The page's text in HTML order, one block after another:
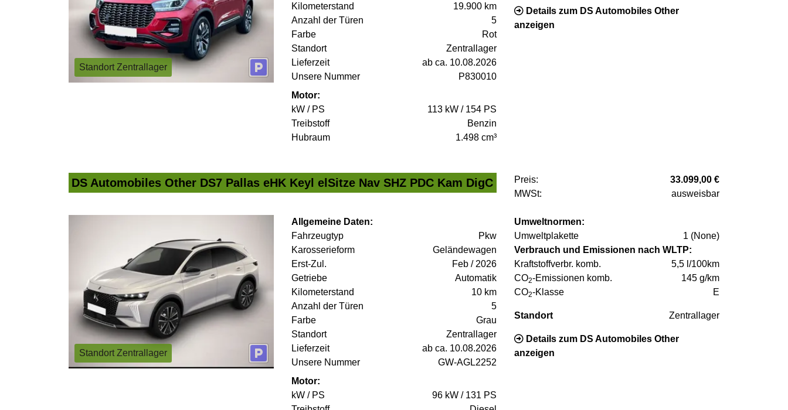
Standort Zentrallager
Kilometerstand
19.900 km
Anzahl der Türen
5
Farbe
Rot
Standort
Zentrallager
Lieferzeit
ab ca. 10.08.2026
Unsere Nummer
P830010
Motor:
kW / PS
113 kW / 154 PS
Treibstoff
Benzin
Hubraum
1.498 cm³
Details zum DS Automobiles Other
anzeigen
DS Automobiles Other DS7 Pallas eHK Keyl elSitze Nav SHZ PDC Kam DigC Preis:
33.099,00 €
MWSt:
ausweisbar
Standort Zentrallager
Allgemeine Daten:
Fahrzeugtyp
Pkw
Karosserieform
Geländewagen
Erst-Zul.
Feb / 2026
Getriebe
Automatik
Kilometerstand
10 km
Anzahl der Türen
5
Farbe
Grau
Standort
Zentrallager
Lieferzeit
ab ca. 10.08.2026
Unsere Nummer
GW-AGL2252
Motor:
kW / PS
96 kW / 131 PS
Umweltnormen:
Umweltplakette
1 (None)
Verbrauch und Emissionen nach WLTP:
Kraftstoffverbr. komb.
5,5 l/100km
CO2-Emissionen komb.
145 g/km
CO2-Klasse E
Standort Zentrallager
Details zum DS Automobiles Other
anzeigen